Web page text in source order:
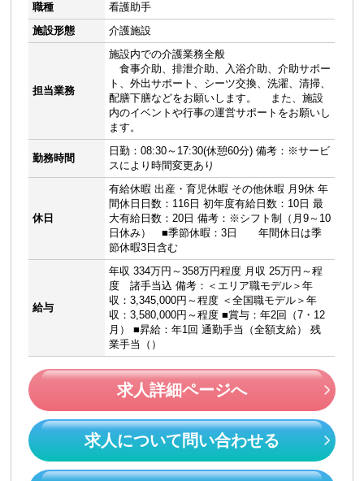
職種
看護助手
施設形態
介護施設
担当業務
施設内での介護業務全般
食事介助、排泄介助、入浴介助、介助サポー
ト、外出サポート、シーツ交換、洗濯、清掃、
配膳下膳などをお願いします。 また、施設
内のイベントや行事の運営サポートをお願いし
ます。
勤務時間
日勤：08:30～17:30(休憩60分) 備考：※サービ
スにより時間変更あり
休日
有給休暇 出産・育児休暇 その他休暇 月9休 年
間休日日数：116日 初年度有給日数：10日 最
大有給日数：20日 備考：※シフト制（月9～10
日休み） ■季節休暇：3日 年間休日は季
節休暇3日含む
給与
年収 334万円～358万円程度 月収 25万円～程
度 諸手当込 備考：＜エリア職モデル＞年
収：3,345,000円～程度 ＜全国職モデル＞年
収：3,580,000円～程度 ■賞与：年2回（7・12
月） ■昇給：年1回 通勤手当（全額支給） 残
業手当（）
求人詳細ページへ
求人について問い合わせる